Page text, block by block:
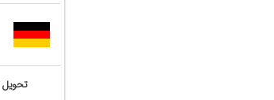
تحویل